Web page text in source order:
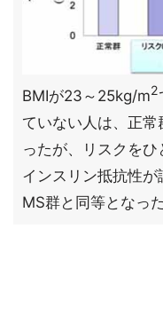
BMIが23～25kg/m2
ていない人は、正
ったが、リスクを
インスリン抵抗性
MS群と同等となった